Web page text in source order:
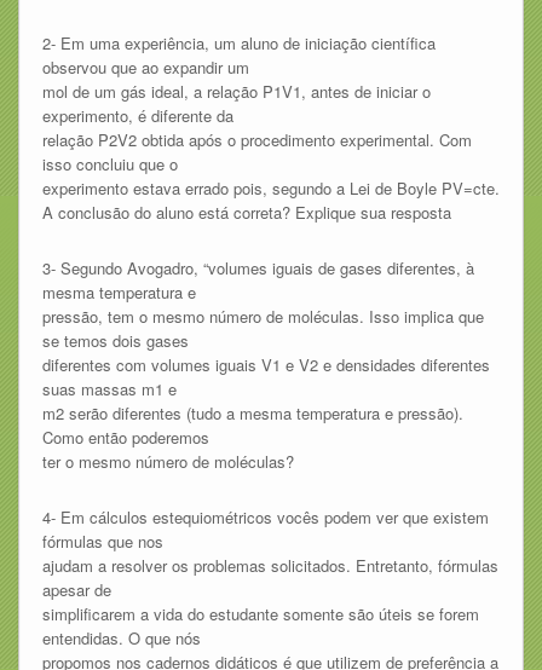
2- Em uma experiência, um aluno de iniciação científica
observou que ao expandir um
mol de um gás ideal, a relação P1V1, antes de iniciar o
experimento, é diferente da
relação P2V2 obtida após o procedimento experimental. Com
isso concluiu que o
experimento estava errado pois, segundo a Lei de Boyle PV=cte.
A conclusão do aluno está correta? Explique sua resposta
3- Segundo Avogadro, “volumes iguais de gases diferentes, à
mesma temperatura e
pressão, tem o mesmo número de moléculas. Isso implica que
se temos dois gases
diferentes com volumes iguais V1 e V2 e densidades diferentes
suas massas m1 e
m2 serão diferentes (tudo a mesma temperatura e pressão).
Como então poderemos
ter o mesmo número de moléculas?
4- Em cálculos estequiométricos vocês podem ver que existem
fórmulas que nos
ajudam a resolver os problemas solicitados. Entretanto, fórmulas
apesar de
simplificarem a vida do estudante somente são úteis se forem
entendidas. O que nós
propomos nos cadernos didáticos é que utilizem de preferência a